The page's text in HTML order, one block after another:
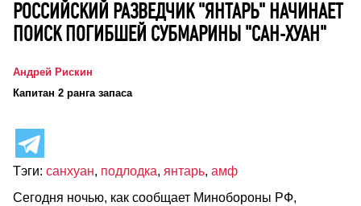
РОССИЙСКИЙ РАЗВЕДЧИК "ЯНТАРЬ" НАЧИНАЕТ
ПОИСК ПОГИБШЕЙ СУБМАРИНЫ "САН-ХУАН"
Андрей Рискин
Капитан 2 ранга запаса
Тэги: санхуан, подлодка, янтарь, амф
Сегодня ночью, как сообщает Минобороны РФ,